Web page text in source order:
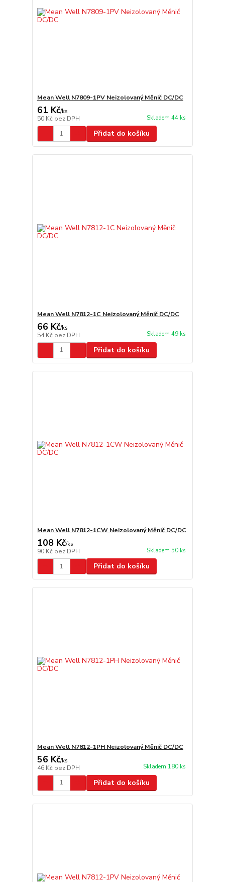
Mean Well N7809-1PV Neizolovaný Měnič DC/DC
61 Kč/ks
50 Kč bez DPH Skladem 44 ks
Přidat do košíku
Mean Well N7812-1C Neizolovaný Měnič DC/DC
66 Kč/ks
54 Kč bez DPH Skladem 49 ks
Přidat do košíku
Mean Well N7812-1CW Neizolovaný Měnič DC/DC
108 Kč/ks
90 Kč bez DPH Skladem 50 ks
Přidat do košíku
Mean Well N7812-1PH Neizolovaný Měnič DC/DC
56 Kč/ks
46 Kč bez DPH Skladem 180 ks
Přidat do košíku